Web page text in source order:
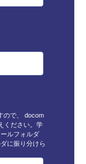
ので、 docom
ください。学
ルフォルダ
に振り分けら